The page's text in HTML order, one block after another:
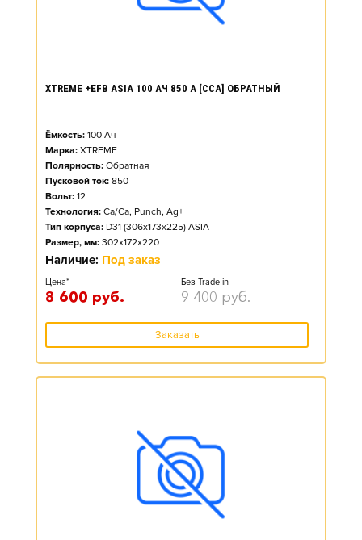
XTREME +EFB ASIA 100 АЧ 850 А [CCA] ОБРАТНЫЙ
Ёмкость: 100 Ач
Марка: XTREME
Полярность: Обратная
Пусковой ток: 850
Вольт: 12
Технология: Ca/Ca, Punch, Ag+
Тип корпуса: D31 (306x173x225) ASIA
Размер, мм: 302x172x220
Наличие: Под заказ
Цена*
8 600 руб.
Без Trade-in
9 400 руб.
Заказать